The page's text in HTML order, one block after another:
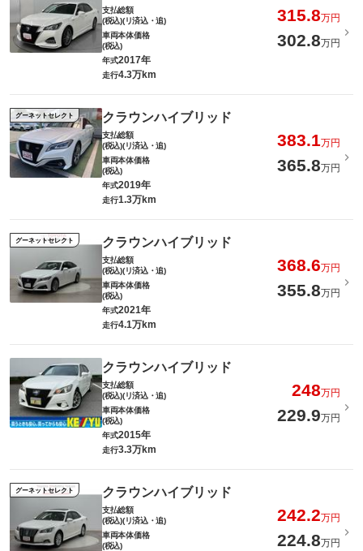
支払総額
(税込)(リ済込・追)
315.8万円
車両本体価格
(税込)
302.8万円
年式2017年
走行4.3万km
グーネットセレクト クラウンハイブリッド
支払総額
(税込)(リ済込・追)
383.1万円
車両本体価格
(税込)
365.8万円
年式2019年
走行1.3万km
グーネットセレクト クラウンハイブリッド
支払総額
(税込)(リ済込・追)
368.6万円
車両本体価格
(税込)
355.8万円
年式2021年
走行4.1万km
クラウンハイブリッド
支払総額
(税込)(リ済込・追)
248万円
車両本体価格
(税込)
229.9万円
年式2015年
走行3.3万km
グーネットセレクト クラウンハイブリッド
支払総額
(税込)(リ済込・追)
242.2万円
車両本体価格
(税込)
224.8万円